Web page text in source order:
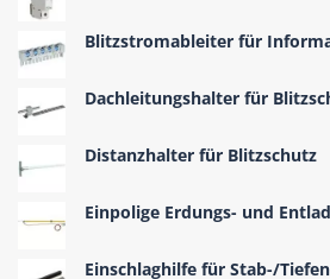
Blitzstromableiter für
Dachleitungshalter für
Distanzhalter für Blitzschutz
Einpolige Erdungs- und
Einschlaghilfe für Stab-/